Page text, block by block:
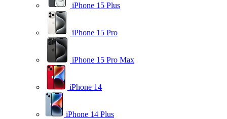
iPhone 15 Plus
iPhone 15 Pro
iPhone 15 Pro Max
iPhone 14
iPhone 14 Plus